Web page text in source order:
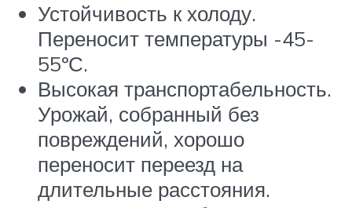
Устойчивость к холоду.
Переносит температуры -45-
55ºС.
Высокая транспортабельность.
Урожай, собранный без
повреждений, хорошо
переносит переезд на
длительные расстояния.